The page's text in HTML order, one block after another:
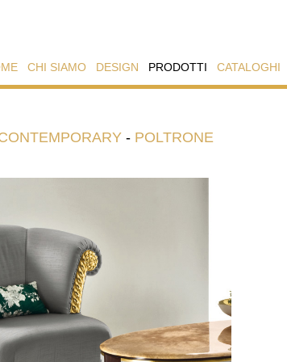
CHI SIAMO DESIGN PRODOTTI CATALOGHI
- POLTRONE